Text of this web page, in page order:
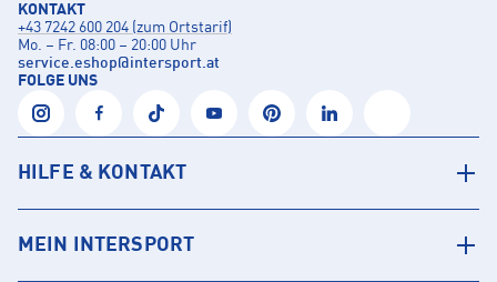
KONTAKT
+43 7242 600 204 (zum Ortstarif)
Mo. – Fr. 08:00 – 20:00 Uhr
service.eshop@intersport.at
FOLGE UNS
HILFE & KONTAKT
MEIN INTERSPORT